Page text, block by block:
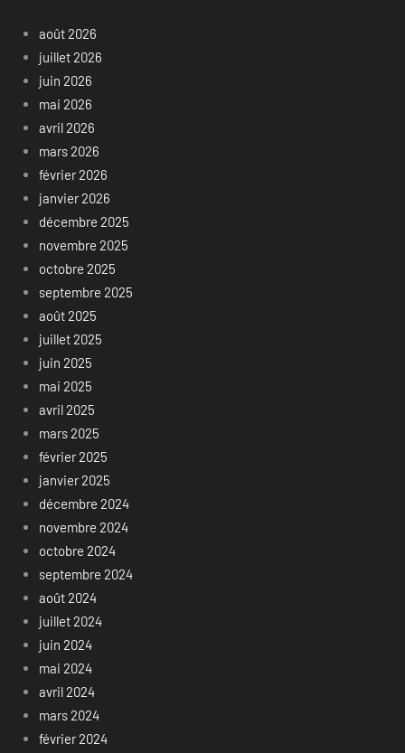
août 2026
juillet 2026
juin 2026
mai 2026
avril 2026
mars 2026
février 2026
janvier 2026
décembre 2025
novembre 2025
octobre 2025
septembre 2025
août 2025
juillet 2025
juin 2025
mai 2025
avril 2025
mars 2025
février 2025
janvier 2025
décembre 2024
novembre 2024
octobre 2024
septembre 2024
août 2024
juillet 2024
juin 2024
mai 2024
avril 2024
mars 2024
février 2024